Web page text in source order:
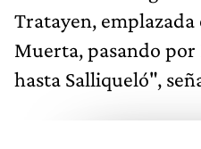
Tratayen, emplazada
Muerta, pasando por
hasta Salliqueló",